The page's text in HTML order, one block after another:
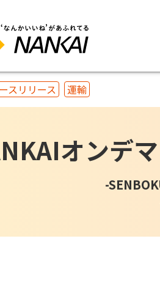
スリリース 運輸
オンデ
-